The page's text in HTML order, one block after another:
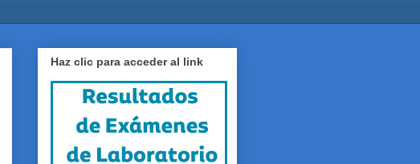
Haz clic para acceder al link